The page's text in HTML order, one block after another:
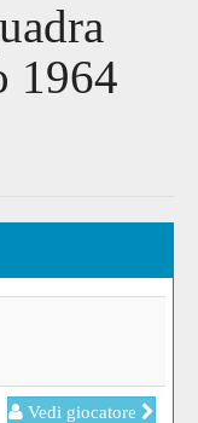
1964
Vedi giocatore